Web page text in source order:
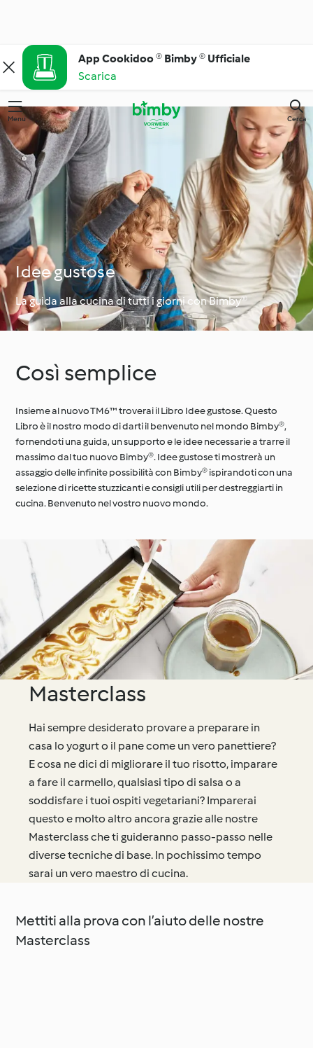
App Cookidoo ® Bimby ® Ufficiale
Scarica
Menu Cerca
Idee gustose
La guida alla cucina di tutti i giorni con Bimby®
Così semplice
Insieme al nuovo TM6™ troverai il Libro Idee gustose. Questo
Libro è il nostro modo di darti il benvenuto nel mondo Bimby®,
fornendoti una guida, un supporto e le idee necessarie a trarre il
massimo dal tuo nuovo Bimby®. Idee gustose ti mostrerà un
assaggio delle infinite possibilità con Bimby® ispirandoti con una
selezione di ricette stuzzicanti e consigli utili per destreggiarti in
cucina. Benvenuto nel vostro nuovo mondo.
Masterclass
Hai sempre desiderato provare a preparare in
casa lo yogurt o il pane come un vero panettiere?
E cosa ne dici di migliorare il tuo risotto, imparare
a fare il carmello, qualsiasi tipo di salsa o a
soddisfare i tuoi ospiti vegetariani? Imparerai
questo e molto altro ancora grazie alle nostre
Masterclass che ti guideranno passo-passo nelle
diverse tecniche di base. In pochissimo tempo
sarai un vero maestro di cucina.
Mettiti alla prova con l’aiuto delle nostre
Masterclass